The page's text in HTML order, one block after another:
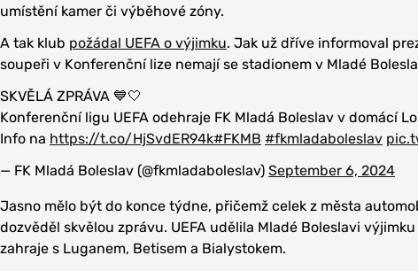
umístění kamer či výběhové zóny.
A tak klub požádal UEFA o výjimku. Jak už dříve informoval
soupeři v Konferenční lize nemají se stadionem v Mladé
SKVĚLÁ ZPRÁVA 💙🤍
Konferenční ligu UEFA odehraje FK Mladá Boleslav v domácí
Info na https://t.co/HjSvdER94k#FKMB #fkmladaboleslav
— FK Mladá Boleslav (@fkmladaboleslav) September 6, 2024
Jasno mělo být do konce týdne, přičemž celek z města
dozvěděl skvělou zprávu. UEFA udělila Mladé Boleslavi
zahraje s Luganem, Betisem a Bialystokem.